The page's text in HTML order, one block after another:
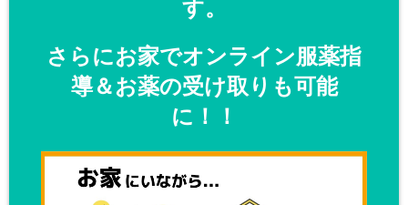
す。
さらにお家でオンライン服薬指
導＆お薬の受け取りも可能
に！！